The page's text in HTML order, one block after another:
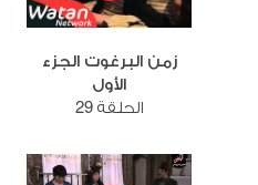
زمن البرغوت الجزء
الأول
الحلقة 29